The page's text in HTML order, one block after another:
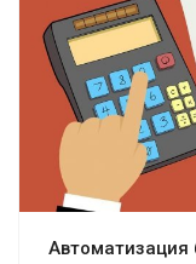
Автоматизация